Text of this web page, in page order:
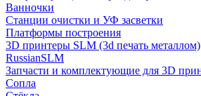
Ванночки
Станции очистки и УФ засветки
Платформы построения
3D принтеры SLM (3d печать металлом)
RussianSLM
Запчасти и комплектующие для 3D
Сопла